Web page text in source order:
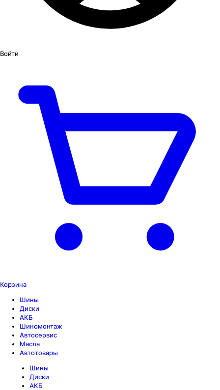
Войти
Корзина
Шины
Диски
АКБ
Шиномонтаж
Автосервис
Масла
Автотовары
Шины
Диски
АКБ